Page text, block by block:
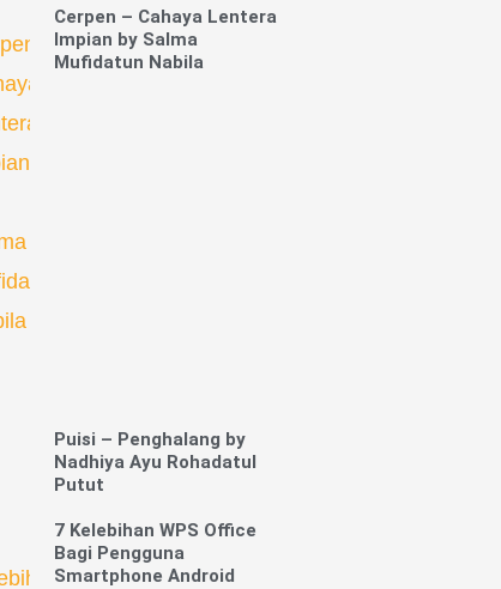
Cerpen – Cahaya Lentera
Impian by Salma
Mufidatun Nabila
Puisi – Penghalang by
Nadhiya Ayu Rohadatul
Putut
7 Kelebihan WPS Office
Bagi Pengguna
Smartphone Android